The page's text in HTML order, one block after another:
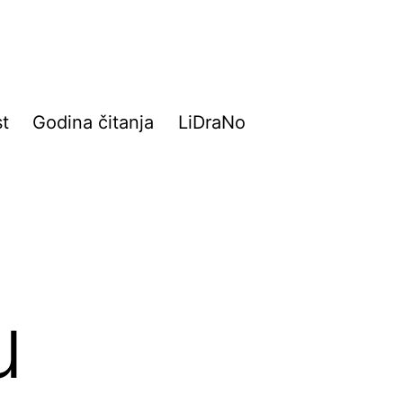
Godina čitanja LiDraNo